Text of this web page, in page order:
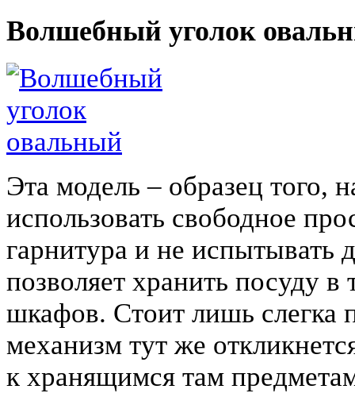
Волшебный уголок
Эта модель – образец того,
использовать свободное
гарнитура и не испытывать
позволяет хранить посуду
шкафов. Стоит лишь слегка
механизм тут же
к хранящимся там